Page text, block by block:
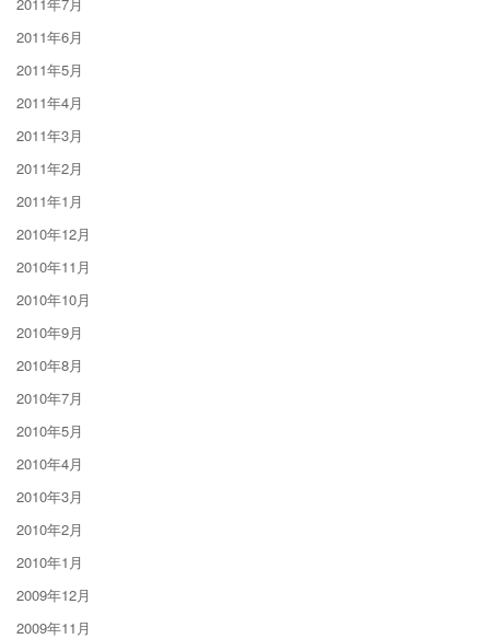
2011年6月
2011年5月
2011年4月
2011年3月
2011年2月
2011年1月
2010年12月
2010年11月
2010年10月
2010年9月
2010年8月
2010年7月
2010年5月
2010年4月
2010年3月
2010年2月
2010年1月
2009年12月
2009年11月